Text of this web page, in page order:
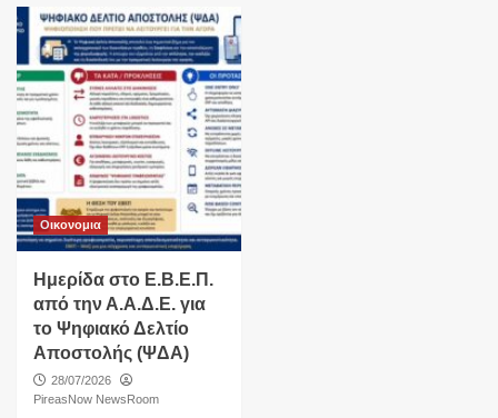
Οικονομια
Ημερίδα στο Ε.Β.Ε.Π.
από την Α.Α.Δ.Ε. για
το Ψηφιακό Δελτίο
Αποστολής (ΨΔΑ)
28/07/2026
PireasNow NewsRoom